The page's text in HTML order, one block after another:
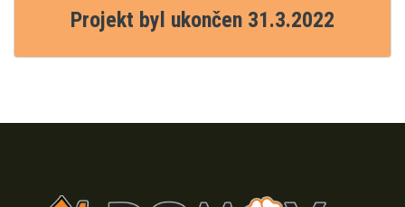
Projekt byl ukončen 31.3.2022